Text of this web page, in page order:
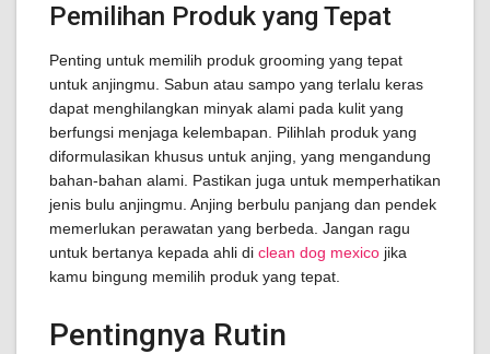
Pemilihan Produk yang Tepat
Penting untuk memilih produk grooming yang tepat
untuk anjingmu. Sabun atau sampo yang terlalu keras
dapat menghilangkan minyak alami pada kulit yang
berfungsi menjaga kelembapan. Pilihlah produk yang
diformulasikan khusus untuk anjing, yang mengandung
bahan-bahan alami. Pastikan juga untuk memperhatikan
jenis bulu anjingmu. Anjing berbulu panjang dan pendek
memerlukan perawatan yang berbeda. Jangan ragu
untuk bertanya kepada ahli di clean dog mexico jika
kamu bingung memilih produk yang tepat.
Pentingnya Rutin